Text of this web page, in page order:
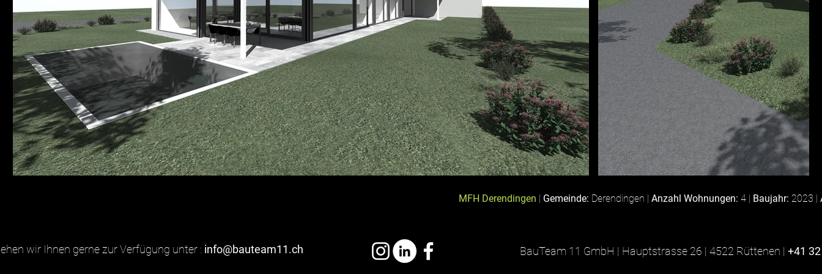
MFH Derendingen | Gemeinde: Derendingen | Anzahl Wohnungen: 4 | Baujahr: 2023 |
wir Ihnen gerne zur Verfügung unter : info@bauteam11.ch BauTeam 11 GmbH | Hauptstrasse 26 | 4522 Rüttenen | +41